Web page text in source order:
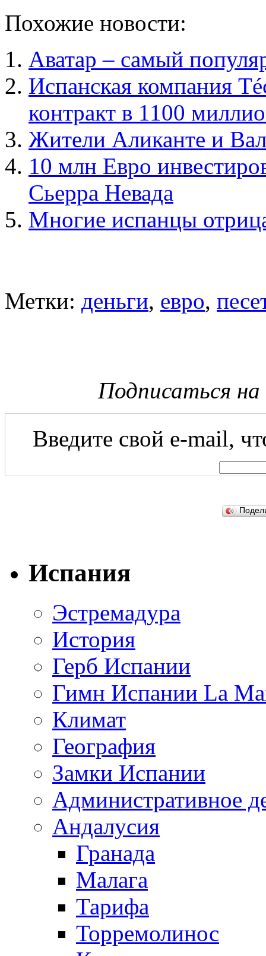
Похожие новости:
Аватар – самый
Испанская компания
контракт в 1100
Жители Аликанте и
10 млн Евро
Сьерра Невада
Многие испанцы
Метки: деньги, евро,
Подписаться
Введите свой e-mail,
Испания
Эстремадура
История
Герб Испании
Гимн Испании La
Климат
География
Замки Испании
Административное
Андалусия
Гранада
Малага
Тарифа
Торремолинос